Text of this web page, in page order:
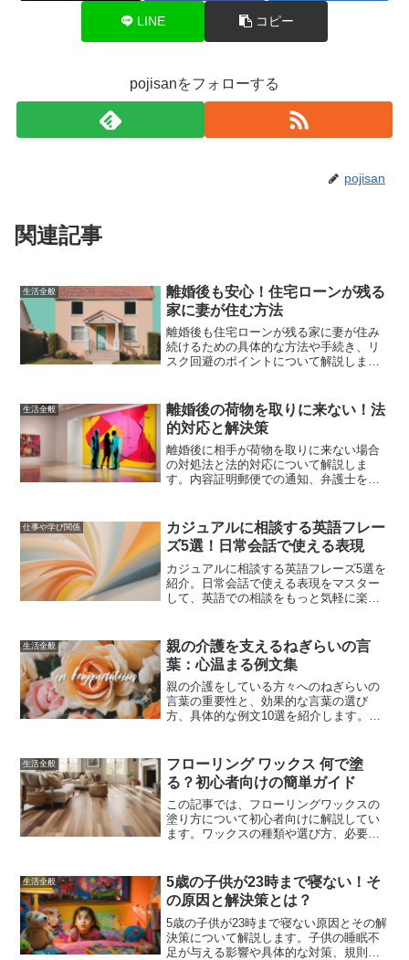
LINE コピー
pojisanをフォローする
pojisan
関連記事
生活全般
離婚後も安心！住宅ローンが残る
家に妻が住む方法
離婚後も住宅ローンが残る家に妻が住み
続けるための具体的な方法や手続き、リ
スク回避のポイントについて解説しま
スタートするためのヒントが得られま
す。
生活全般
離婚後の荷物を取りに来ない！法
的対応と解決策
離婚後に相手が荷物を取りに来ない場合
の対処法と法的対応について解説しま
す。内容証明郵便での通知、弁護士を通
ましょう。
仕事や学び関係
カジュアルに相談する英語フレー
ズ5選！日常会話で使える表現
カジュアルに相談する英語フレーズ5選を
紹介。日常会話で使える表現をマスター
して、英語での相談をもっと気軽に楽し
生活全般
親の介護を支えるねぎらいの言
葉：心温まる例文集
親の介護をしている方々へのねぎらいの
言葉の重要性と、効果的な言葉の選び
方、具体的な例文10選を紹介します。ね
生活全般
フローリング ワックス 何で塗
る？初心者向けの簡単ガイド
この記事では、フローリングワックスの
塗り方について初心者向けに解説してい
ます。ワックスの種類や選び方、必要な
塗装の手順、美しく保つためのポイント
を詳しく紹介しています。
生活全般
5歳の子供が23時まで寝ない！そ
の原因と解決策とは？
5歳の子供が23時まで寝ない原因とその解
決策について解説します。子供の睡眠不
足が与える影響や具体的な対策、規則正